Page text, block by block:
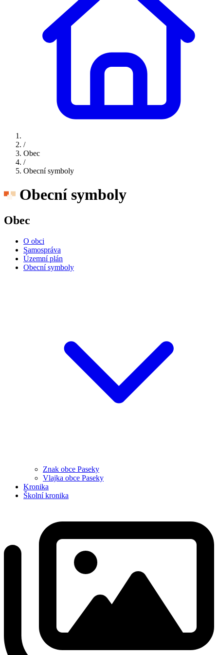
/
Obec
/
Obecní symboly
Obecní symboly
Obec
O obci
Samospráva
Územní plán
Obecní symboly
Znak obce Paseky
Vlajka obce Paseky
Kronika
Školní kronika